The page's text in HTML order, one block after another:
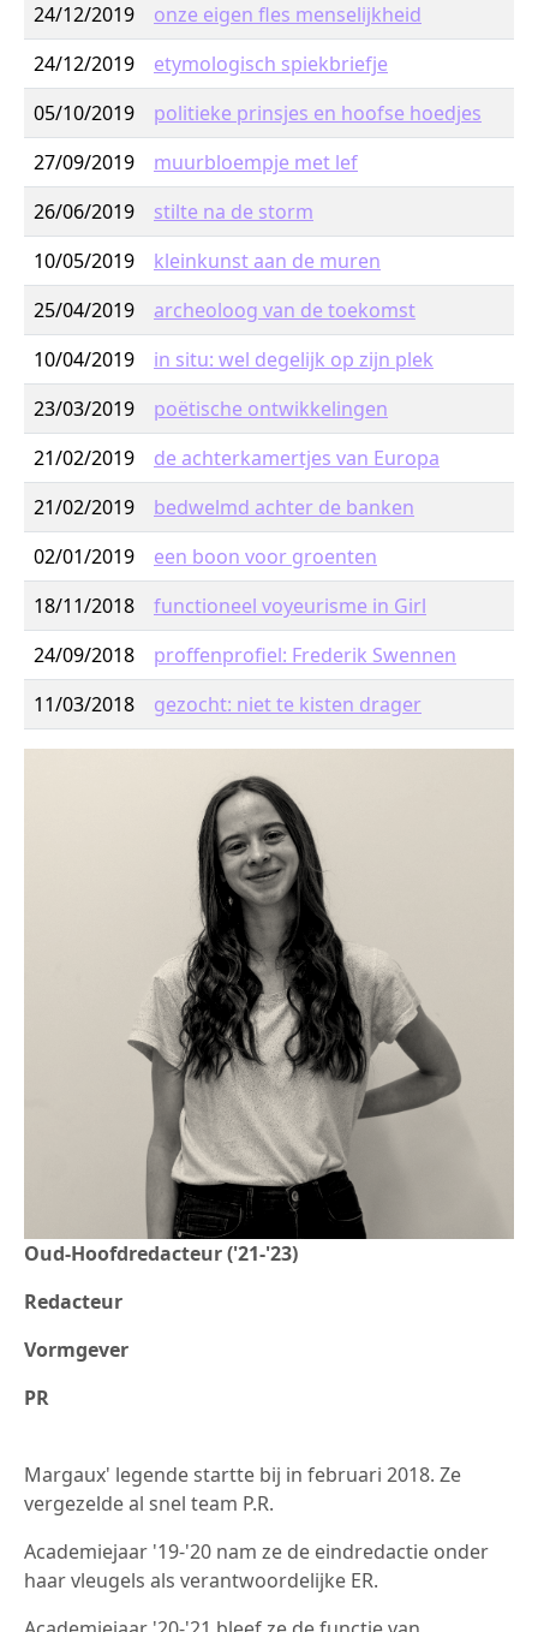
24/12/2019
onze eigen fles menselijkheid
24/12/2019
etymologisch spiekbriefje
05/10/2019
politieke prinsjes en hoofse hoedjes
27/09/2019
muurbloempje met lef
26/06/2019
stilte na de storm
10/05/2019
kleinkunst aan de muren
25/04/2019
archeoloog van de toekomst
10/04/2019
in situ: wel degelijk op zijn plek
23/03/2019
poëtische ontwikkelingen
21/02/2019
de achterkamertjes van Europa
21/02/2019
bedwelmd achter de banken
02/01/2019
een boon voor groenten
18/11/2018
functioneel voyeurisme in Girl
24/09/2018
proffenprofiel: Frederik Swennen
11/03/2018
gezocht: niet te kisten drager
Oud-Hoofdredacteur ('21-'23)
Redacteur
Vormgever
PR
Margaux' legende startte bij in februari 2018. Ze
vergezelde al snel team P.R.
Academiejaar '19-'20 nam ze de eindredactie onder
haar vleugels als verantwoordelijke ER.